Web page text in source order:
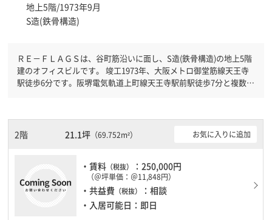
地上5階/1973年9月
S造(鉄骨構造)
ＲＥ－ＦＬＡＧＳは、谷町筋沿いに面し、S造(鉄骨構造)の地上5階
建のオフィスビルです。 竣工1973年、大阪メトロ御堂筋線天王寺
駅徒歩6分です。阪堺電気軌道上町線天王寺駅前駅徒歩7分と複数駅
気にせず利用できます。
2階 21.1坪 （69.752m²） お気に入りに追加
・賃料 （税抜） ：250,000円
（＠坪単価：＠11,848円）
・共益費 （税抜）
：相談
・入居可能日：即日